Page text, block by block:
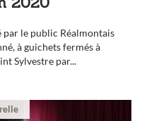
par le public Réalmontais
à guichets fermés à
Sylvestre par...